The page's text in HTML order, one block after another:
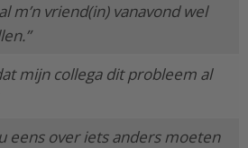
m’n vriend(in) vanavond wel
mijn collega dit probleem al
eens over iets anders moeten